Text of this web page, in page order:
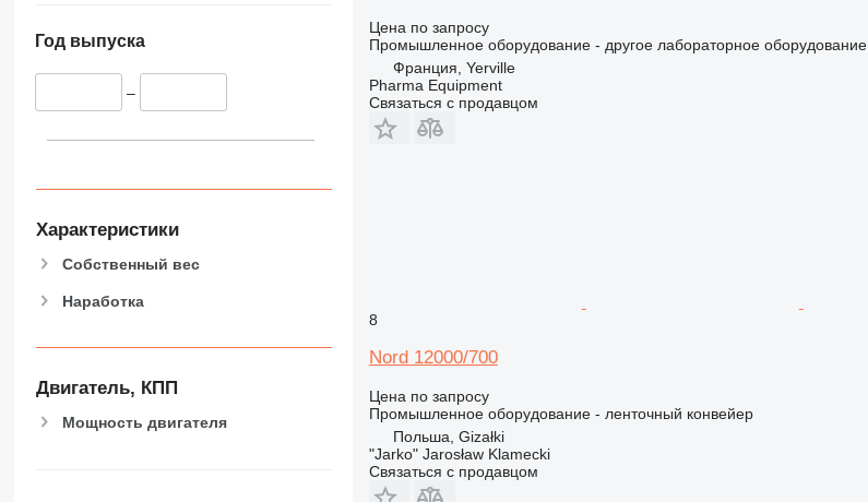
Год выпуска
–
Характеристики
Собственный вес
Наработка
Двигатель, КПП
Мощность двигателя
Цена по запросу
Промышленное оборудование - другое лабораторное оборудование
Франция, Yerville
Pharma Equipment
Связаться с продавцом
8
Nord 12000/700
Цена по запросу
Промышленное оборудование - ленточный конвейер
Польша, Gizałki
"Jarko" Jarosław Klamecki
Связаться с продавцом